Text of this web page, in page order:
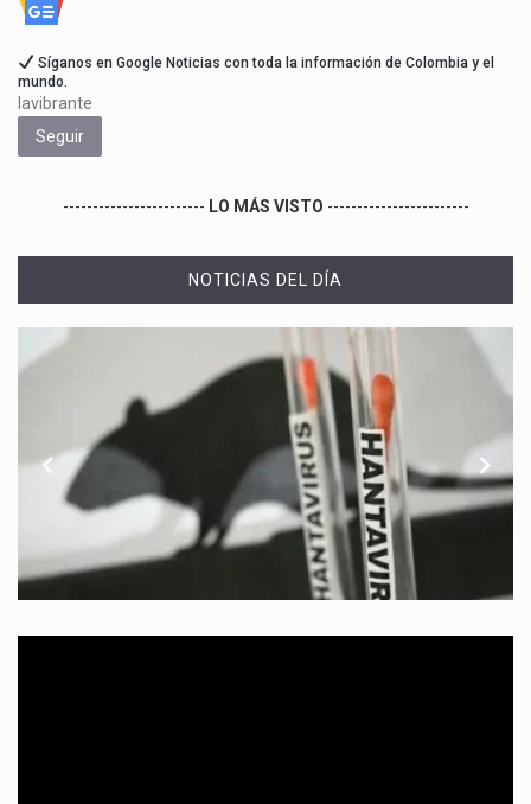
Síganos en Google Noticias con toda la información de Colombia y el
mundo.
lavibrante
Seguir
------------------------ LO MÁS VISTO ------------------------
NOTICIAS DEL DÍA